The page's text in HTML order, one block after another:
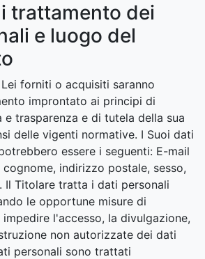
trattamento dei
e luogo del
forniti o acquisiti saranno
improntato ai principi di
trasparenza e di tutela della sua
delle vigenti normative. I Suoi dati
essere i seguenti: E-mail
cognome, indirizzo postale, sesso,
Il Titolare tratta i dati personali
le opportune misure di
l'accesso, la divulgazione,
non autorizzate dei dati
personali sono trattati